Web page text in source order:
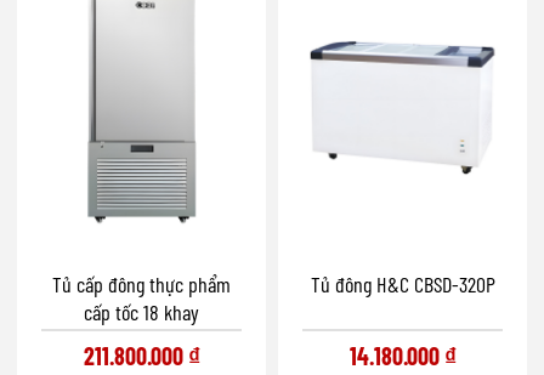
Tủ cấp đông thực phẩm
cấp tốc 18 khay
211.800.000 ₫
Tủ đông H&C CBSD-320P
14.180.000 ₫